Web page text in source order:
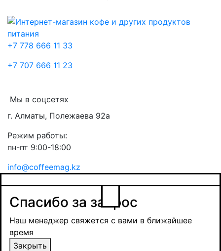
+7 778 666 11 33
+7 707 666 11 23
Мы в соцсетях
г. Алматы, Полежаева 92а
Режим работы:
пн-пт 9:00-18:00
info@coffeemag.kz
Заказ товара
Уведомить о поступлении
Спасибо за заявку
Наш менеджер свяжется с вами в ближайшее
время и обсудит сроки поставки и условия
оплаты
Закрыть
Получить оптовую цену
Спасибо за запрос
Наш менеджер свяжется с вами в ближайшее
время
Закрыть